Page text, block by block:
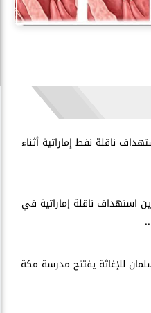
ناقلة نفط إماراتية أثناء
استهداف ناقلة إماراتية في
للإغاثة يفتتح مدرسة مكة